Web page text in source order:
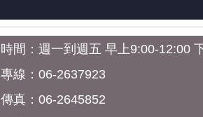
時間：週一到週五 早上9:00-12:00
專線：06-2637923
傳真：06-2645852